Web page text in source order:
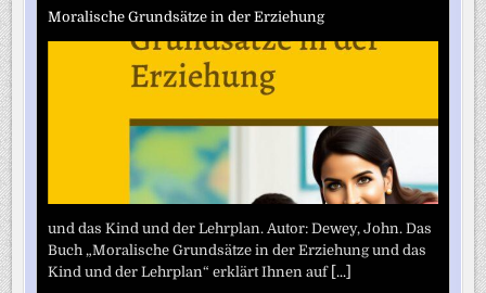
Moralische Grundsätze in der Erziehung
und das Kind und der Lehrplan. Autor: Dewey, John. Das
Buch „Moralische Grundsätze in der Erziehung und das
Kind und der Lehrplan“ erklärt Ihnen auf [...]